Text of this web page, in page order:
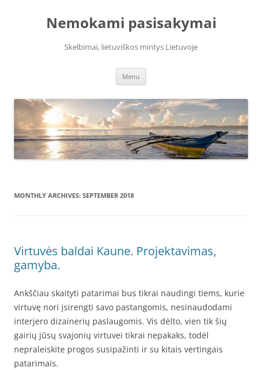
Nemokami pasisakymai
Skelbimai, lietuviškos mintys Lietuvoje
Menu
MONTHLY ARCHIVES: SEPTEMBER 2018
Virtuvės baldai Kaune. Projektavimas,
gamyba.
Ankščiau skaityti patarimai bus tikrai naudingi tiems, kurie
virtuvę nori įsirengti savo pastangomis, nesinaudodami
interjero dizainerių paslaugomis. Vis dėlto, vien tik šių
gairių jūsų svajonių virtuvei tikrai nepakaks, todėl
nepraleiskite progos susipažinti ir su kitais vertingais
patarimais.